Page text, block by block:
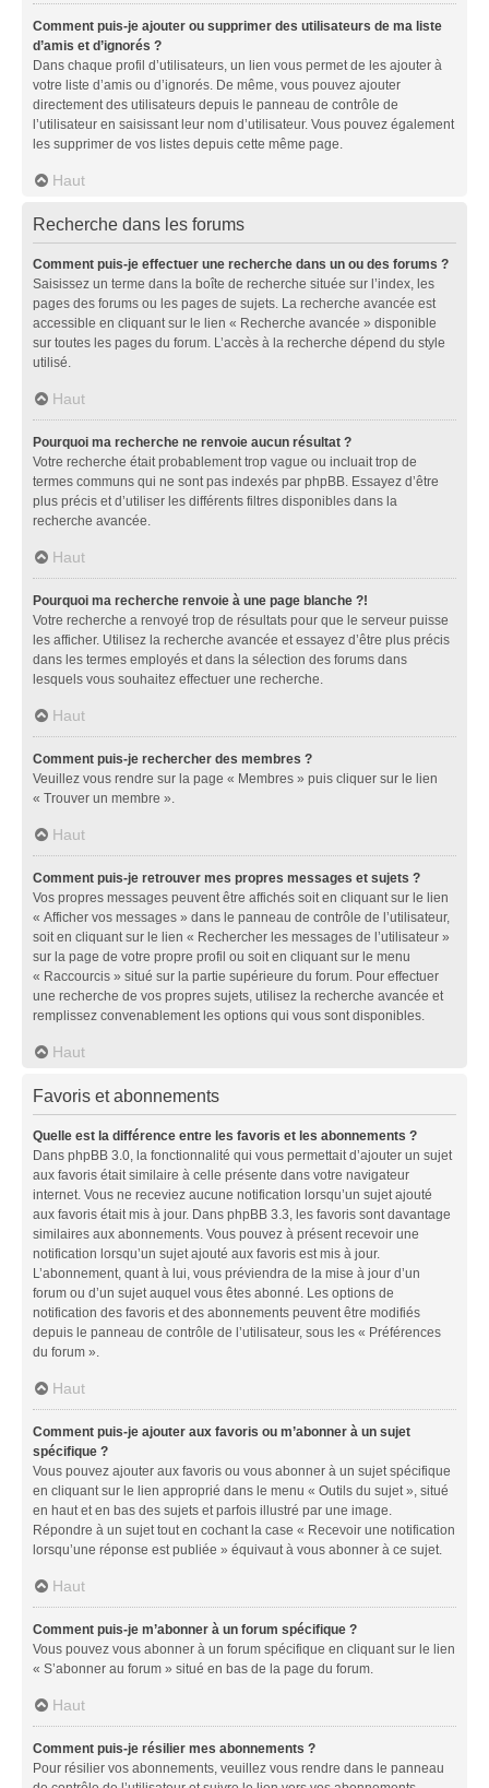
Comment puis-je ajouter ou supprimer des utilisateurs de ma liste
d’amis et d’ignorés ?
Dans chaque profil d’utilisateurs, un lien vous permet de les ajouter à
votre liste d’amis ou d’ignorés. De même, vous pouvez ajouter
directement des utilisateurs depuis le panneau de contrôle de
l’utilisateur en saisissant leur nom d’utilisateur. Vous pouvez également
les supprimer de vos listes depuis cette même page.
Haut
Recherche dans les forums
Comment puis-je effectuer une recherche dans un ou des forums ?
Saisissez un terme dans la boîte de recherche située sur l’index, les
pages des forums ou les pages de sujets. La recherche avancée est
accessible en cliquant sur le lien « Recherche avancée » disponible
sur toutes les pages du forum. L’accès à la recherche dépend du style
utilisé.
Haut
Pourquoi ma recherche ne renvoie aucun résultat ?
Votre recherche était probablement trop vague ou incluait trop de
termes communs qui ne sont pas indexés par phpBB. Essayez d’être
plus précis et d’utiliser les différents filtres disponibles dans la
recherche avancée.
Haut
Pourquoi ma recherche renvoie à une page blanche ?!
Votre recherche a renvoyé trop de résultats pour que le serveur puisse
les afficher. Utilisez la recherche avancée et essayez d’être plus précis
dans les termes employés et dans la sélection des forums dans
lesquels vous souhaitez effectuer une recherche.
Haut
Comment puis-je rechercher des membres ?
Veuillez vous rendre sur la page « Membres » puis cliquer sur le lien
« Trouver un membre ».
Haut
Comment puis-je retrouver mes propres messages et sujets ?
Vos propres messages peuvent être affichés soit en cliquant sur le lien
« Afficher vos messages » dans le panneau de contrôle de l’utilisateur,
soit en cliquant sur le lien « Rechercher les messages de l’utilisateur »
sur la page de votre propre profil ou soit en cliquant sur le menu
« Raccourcis » situé sur la partie supérieure du forum. Pour effectuer
une recherche de vos propres sujets, utilisez la recherche avancée et
remplissez convenablement les options qui vous sont disponibles.
Haut
Favoris et abonnements
Quelle est la différence entre les favoris et les abonnements ?
Dans phpBB 3.0, la fonctionnalité qui vous permettait d’ajouter un sujet
aux favoris était similaire à celle présente dans votre navigateur
internet. Vous ne receviez aucune notification lorsqu’un sujet ajouté
aux favoris était mis à jour. Dans phpBB 3.3, les favoris sont davantage
similaires aux abonnements. Vous pouvez à présent recevoir une
notification lorsqu’un sujet ajouté aux favoris est mis à jour.
L’abonnement, quant à lui, vous préviendra de la mise à jour d’un
forum ou d’un sujet auquel vous êtes abonné. Les options de
notification des favoris et des abonnements peuvent être modifiés
depuis le panneau de contrôle de l’utilisateur, sous les « Préférences
du forum ».
Haut
Comment puis-je ajouter aux favoris ou m’abonner à un sujet
spécifique ?
Vous pouvez ajouter aux favoris ou vous abonner à un sujet spécifique
en cliquant sur le lien approprié dans le menu « Outils du sujet », situé
en haut et en bas des sujets et parfois illustré par une image.
Répondre à un sujet tout en cochant la case « Recevoir une notification
lorsqu’une réponse est publiée » équivaut à vous abonner à ce sujet.
Haut
Comment puis-je m’abonner à un forum spécifique ?
Vous pouvez vous abonner à un forum spécifique en cliquant sur le lien
« S’abonner au forum » situé en bas de la page du forum.
Haut
Comment puis-je résilier mes abonnements ?
Pour résilier vos abonnements, veuillez vous rendre dans le panneau